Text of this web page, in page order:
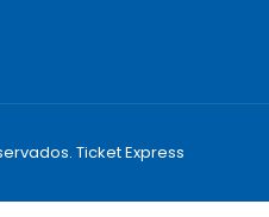
Ticket Express